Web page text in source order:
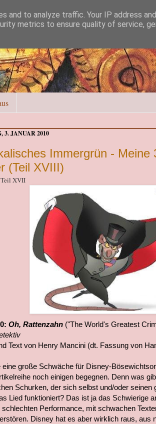
3. JANUAR 2010
Immergrün - Meine
(Teil XVIII)
XVII
Oh, Rattenzahn ("The World's Greatest
Text von Henry Mancini (dt. Fassung von
eine große Schwäche für Disney-
noch einigen begegnen. Denn was
Schurken, der sich selbst und/oder seinen
Lied funktioniert? Das ist ja das Schwierige
schlechten Performance, mit schwachen
Disney hat es aber wirklich raus, aus
and to analyze traffic. Your IP address
metrics to ensure quality of service,